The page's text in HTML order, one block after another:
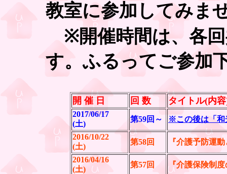
教室に参加してみま
※開催時間は、各
す。ふるってご参加
開 催 日 回 数 タイトル(内
2017/06/17
(土)
第59回～ ※この後は「和
2016/10/22
(土)
第58回 『介護予防運
2016/04/16
(土)
第57回 『介護保険制